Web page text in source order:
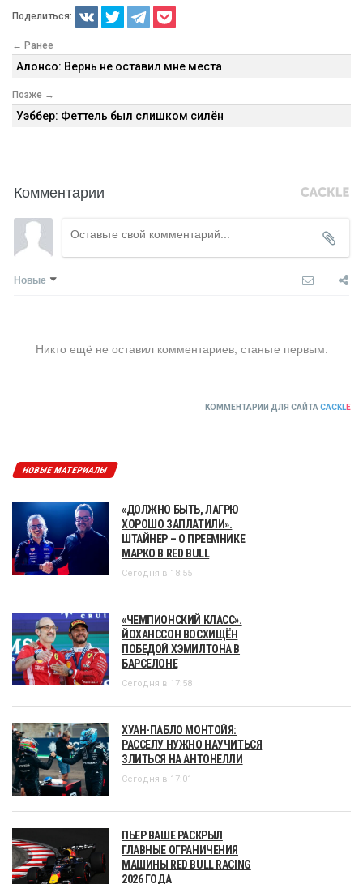
Поделиться:
← Ранее
Алонсо: Вернь не оставил мне места
Позже →
Уэббер: Феттель был слишком силён
Комментарии
Новые
Никто ещё не оставил комментариев, станьте первым.
КОММЕНТАРИИ ДЛЯ САЙТА CACKLE
НОВЫЕ МАТЕРИАЛЫ
«ДОЛЖНО БЫТЬ, ЛАГРЮ
ХОРОШО ЗАПЛАТИЛИ».
ШТАЙНЕР – О ПРЕЕМНИКЕ
МАРКО В RED BULL
Сегодня в 18:55
«ЧЕМПИОНСКИЙ КЛАСС».
ЙОХАНССОН ВОСХИЩЁН
ПОБЕДОЙ ХЭМИЛТОНА В
БАРСЕЛОНЕ
Сегодня в 17:58
ХУАН-ПАБЛО МОНТОЙЯ:
РАССЕЛУ НУЖНО НАУЧИТЬСЯ
ЗЛИТЬСЯ НА АНТОНЕЛЛИ
Сегодня в 17:01
ПЬЕР ВАШЕ РАСКРЫЛ
ГЛАВНЫЕ ОГРАНИЧЕНИЯ
МАШИНЫ RED BULL RACING
2026 ГОДА